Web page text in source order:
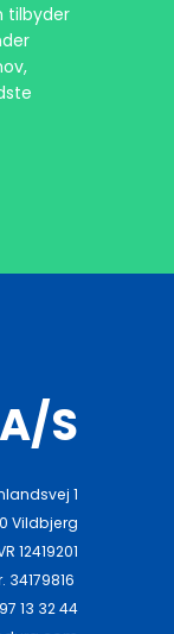
tilbyder
S
1
Vildbjerg
12419201
13 32 44